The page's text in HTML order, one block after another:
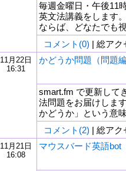
毎週金曜日・午後11
英文法講義をします
ならば、どなたでも
コメント(0) | 総アク
11月22日
16:31
かどうか問題（問題編
smart.fm で更新して
法問題をお届けしま
かどうか」という意
コメント(2) | 総アク
11月21日
16:08
マウスバード英語bot